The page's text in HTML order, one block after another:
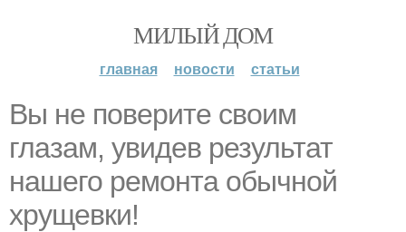
МИЛЫЙ ДОМ
главная новости статьи
Вы не поверите своим
глазам, увидев результат
нашего ремонта обычной
хрущевки!